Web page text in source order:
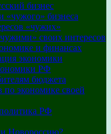
бизнес
«чужого» бизнеса
«чужих»
своих интересов
и финансах
экономики
РФ
бюджета
по экономике своей
РФ
Новороссию?